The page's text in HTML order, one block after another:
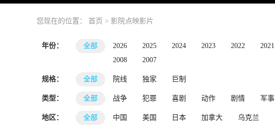
您现在的位置： 首页 > 影院点映影片
年份： 全部 2026 2025 2024 2023 2022 2021
2008
2007
规格： 全部 院线 独家 巨制
类型： 全部 战争 犯罪 喜剧 动作 剧情 军事
地区： 全部 中国 美国 日本 加拿大 乌克兰